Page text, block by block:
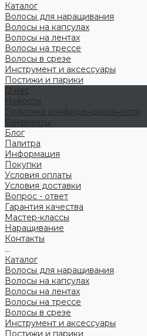
Каталог
Волосы для наращивания
Волосы на капсулах
Волосы на лентах
Волосы на трессе
Волосы в срезе
Инструмент и аксессуары
Постижи и парики
О нас
Новости
Политика конфиденциальности
Реквизиты
Блог
Палитра
Информация
Покупки
Условия оплаты
Условия доставки
Вопрос - ответ
Гарантия качества
Мастер-классы
Наращивание
Контакты
...
Каталог
Волосы для наращивания
Волосы на капсулах
Волосы на лентах
Волосы на трессе
Волосы в срезе
Инструмент и аксессуары
Постижи и парики